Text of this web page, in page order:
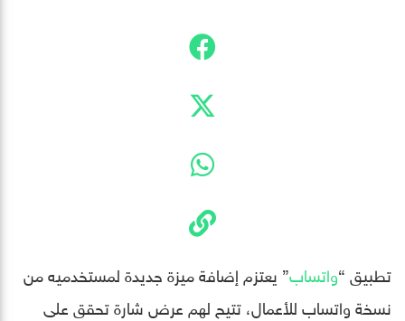
تطبيق “واتساب” يعتزم إضافة ميزة جديدة لمستخدميه من
نسخة واتساب للأعمال، تتيح لهم عرض شارة تحقق على